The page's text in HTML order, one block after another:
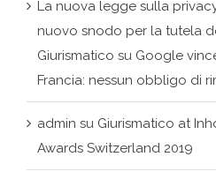
Francia: nessun obbligo di
adminsuGiurismatico at
Awards Switzerland 2019
admin su Avvio fase II della
per il contrasto degli